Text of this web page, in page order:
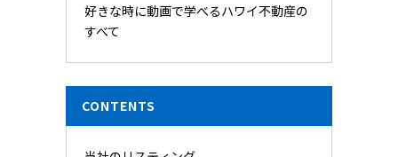
好きな時に動画で学べるハワイ不動産の
すべて
CONTENTS